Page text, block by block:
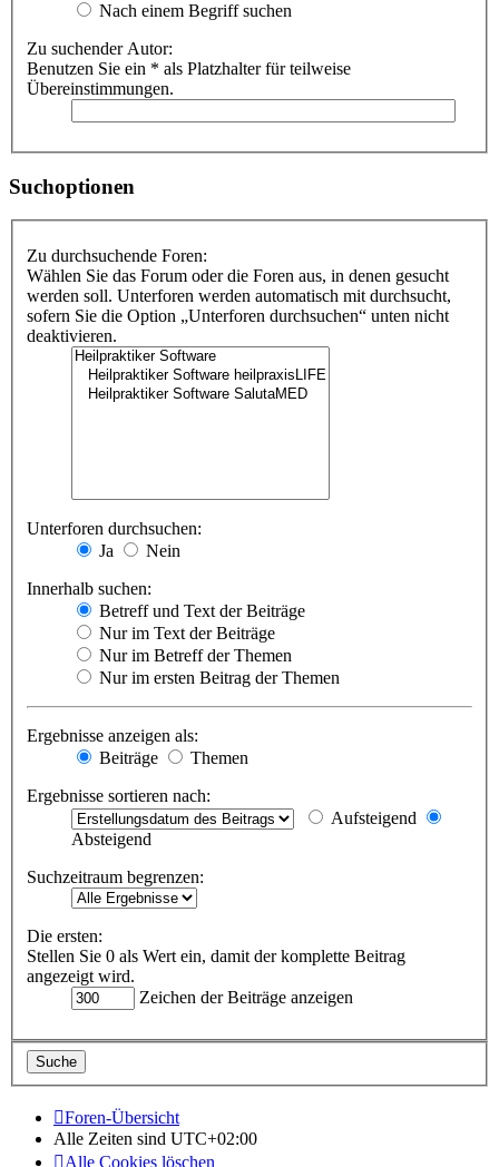
Nach einem Begriff suchen
Zu suchender Autor:
Benutzen Sie ein * als Platzhalter für teilweise
Übereinstimmungen.
Suchoptionen
Zu durchsuchende Foren:
Wählen Sie das Forum oder die Foren aus, in denen gesucht
werden soll. Unterforen werden automatisch mit durchsucht,
sofern Sie die Option „Unterforen durchsuchen“ unten nicht
deaktivieren.
Unterforen durchsuchen:
Ja
Nein
Innerhalb suchen:
Betreff und Text der Beiträge
Nur im Text der Beiträge
Nur im Betreff der Themen
Nur im ersten Beitrag der Themen
Ergebnisse anzeigen als:
Beiträge
Themen
Ergebnisse sortieren nach:
Aufsteigend
Absteigend
Suchzeitraum begrenzen:
Die ersten:
Stellen Sie 0 als Wert ein, damit der komplette Beitrag
angezeigt wird.
Zeichen der Beiträge anzeigen
Foren-Übersicht
Alle Zeiten sind UTC+02:00
Alle Cookies löschen